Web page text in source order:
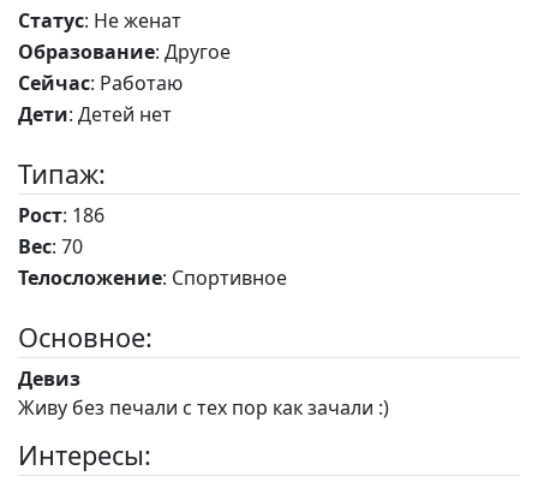
Статус: Не женат
Образование: Другое
Сейчас: Работаю
Дети: Детей нет
Типаж:
Рост: 186
Вес: 70
Телосложение: Спортивное
Основное:
Девиз
Живу без печали с тех пор как зачали :)
Интересы: